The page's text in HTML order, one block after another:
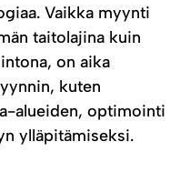
Vaikka myynti
taitolajina kuin
on aika
kuten
alueiden, optimointi
ylläpitämiseksi.